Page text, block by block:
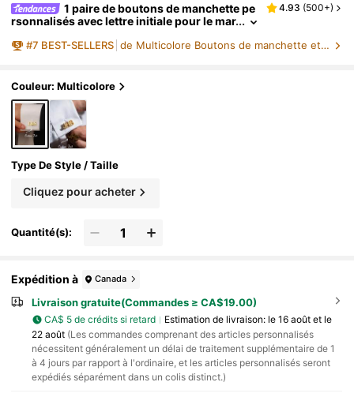
1 paire de boutons de manchette pe
rsonnalisés avec lettre initiale pour le mar
ns de manchette minimalistes, bijoux person
4.93 (500+)
#7 BEST-SELLERS de Multicolore Boutons de manchette et boutons per
Couleur: Multicolore
Type De Style / Taille
Cliquez pour acheter
Quantité(s):
Expédition à Canada
Livraison gratuite(Commandes ≥ CA$19.00)
CA$ 5 de crédits si retard Estimation de livraison: le 16 août et le
22 août (Les commandes comprenant des articles personnalisés
nécessitent généralement un délai de traitement supplémentaire de 1
à 4 jours par rapport à l'ordinaire, et les articles personnalisés seront
expédiés séparément dans un colis distinct.)